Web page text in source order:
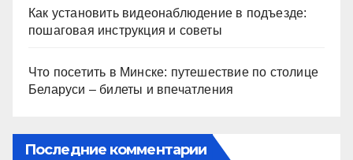
Как установить видеонаблюдение в подъезде:
пошаговая инструкция и советы
Что посетить в Минске: путешествие по столице
Беларуси – билеты и впечатления
Последние комментарии